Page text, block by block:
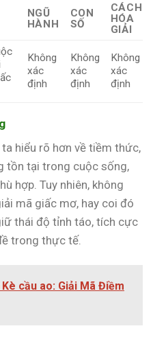
NGŨ
HÀNH
CON
SỐ
CÁCH
HÓA
GIẢI
Không
xác
định
Không
xác
định
Không
xác
định
hiểu rõ hơn về tiềm thức,
tồn tại trong cuộc sống,
hợp. Tuy nhiên, không
mã giấc mơ, hay coi đó
thái độ tỉnh táo, tích cực
trong thực tế.
cầu ao: Giải Mã Điềm